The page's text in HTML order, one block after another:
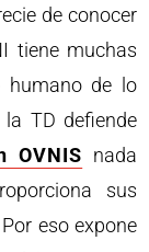
de conocer
tiene muchas
humano de lo
TD defiende
OVNIS nada
sus
eso expone